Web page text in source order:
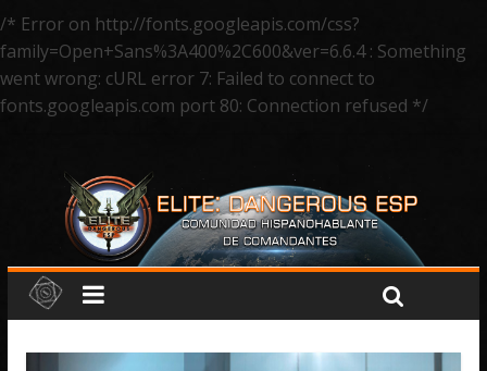
/* Error on http://fonts.googleapis.com/css?
family=Open+Sans%3A400%2C600&ver=6.6.4 : Something
went wrong: cURL error 7: Failed to connect to
fonts.googleapis.com port 80: Connection refused */